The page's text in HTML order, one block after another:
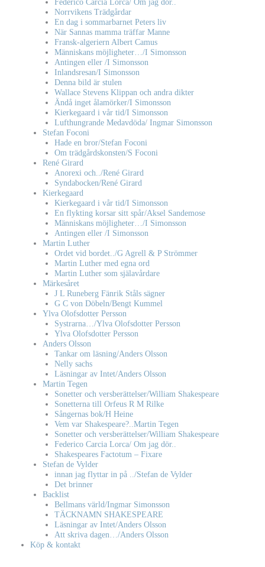
Federico Carcia Lorca/ Om jag dör..
Norrvikens Trädgårdar
En dag i sommarbarnet Peters liv
När Sannas mamma träffar Manne
Fransk-algeriern Albert Camus
Människans möjligheter…/I Simonsson
Antingen eller /I Simonsson
Inlandsresan/I Simonsson
Denna bild är stulen
Wallace Stevens Klippan och andra dikter
Ändå inget ålamörker/I Simonsson
Kierkegaard i vår tid/I Simonsson
Lufthungrande Medavdöda/ Ingmar Simonsson
Stefan Foconi
Hade en bror/Stefan Foconi
Om trädgårdskonsten/S Foconi
René Girard
Anorexi och../René Girard
Syndabocken/René Girard
Kierkegaard
Kierkegaard i vår tid/I Simonsson
En flykting korsar sitt spår/Aksel Sandemose
Människans möjligheter…/I Simonsson
Antingen eller /I Simonsson
Martin Luther
Ordet vid bordet../G Agrell & P Strömmer
Martin Luther med egna ord
Martin Luther som själavårdare
Märkesåret
J L Runeberg Fänrik Ståls sägner
G C von Döbeln/Bengt Kummel
Ylva Olofsdotter Persson
Systrarna…/Ylva Olofsdotter Persson
Ylva Olofsdotter Persson
Anders Olsson
Tankar om läsning/Anders Olsson
Nelly sachs
Läsningar av Intet/Anders Olsson
Martin Tegen
Sonetter och versberättelser/William Shakespeare
Sonetterna till Orfeus R M Rilke
Sångernas bok/H Heine
Vem var Shakespeare?..Martin Tegen
Sonetter och versberättelser/William Shakespeare
Federico Carcia Lorca/ Om jag dör..
Shakespeares Factotum – Fixare
Stefan de Vylder
innan jag flyttar in på ../Stefan de Vylder
Det brinner
Backlist
Bellmans värld/Ingmar Simonsson
TÄCKNAMN SHAKESPEARE
Läsningar av Intet/Anders Olsson
Att skriva dagen…/Anders Olsson
Köp & kontakt